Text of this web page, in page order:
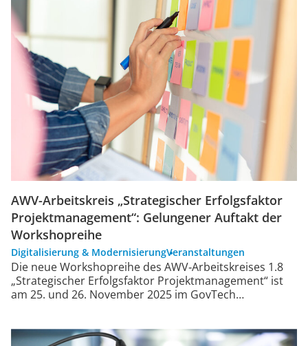
AWV-Arbeitskreis „Strategischer Erfolgsfaktor
Projektmanagement“: Gelungener Auftakt der
Workshopreihe
Digitalisierung & ModernisierungVeranstaltungen
Die neue Workshopreihe des AWV‑Arbeitskreises 1.8
„Strategischer Erfolgsfaktor Projektmanagement“ ist
am 25. und 26. November 2025 im GovTech…